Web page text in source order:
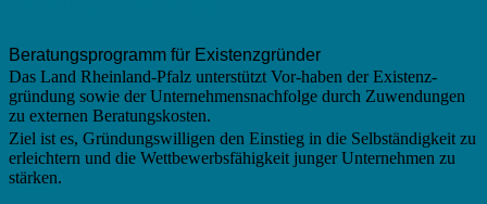
Beratungsprogramm für Existenzgründer
Das Land Rheinland-Pfalz unterstützt Vor-haben der Existenz-
gründung sowie der Unternehmensnachfolge durch Zuwendungen
zu externen Beratungskosten.
Ziel ist es, Gründungswilligen den Einstieg in die Selbständigkeit zu
erleichtern und die Wettbewerbsfähigkeit junger Unternehmen zu
stärken.